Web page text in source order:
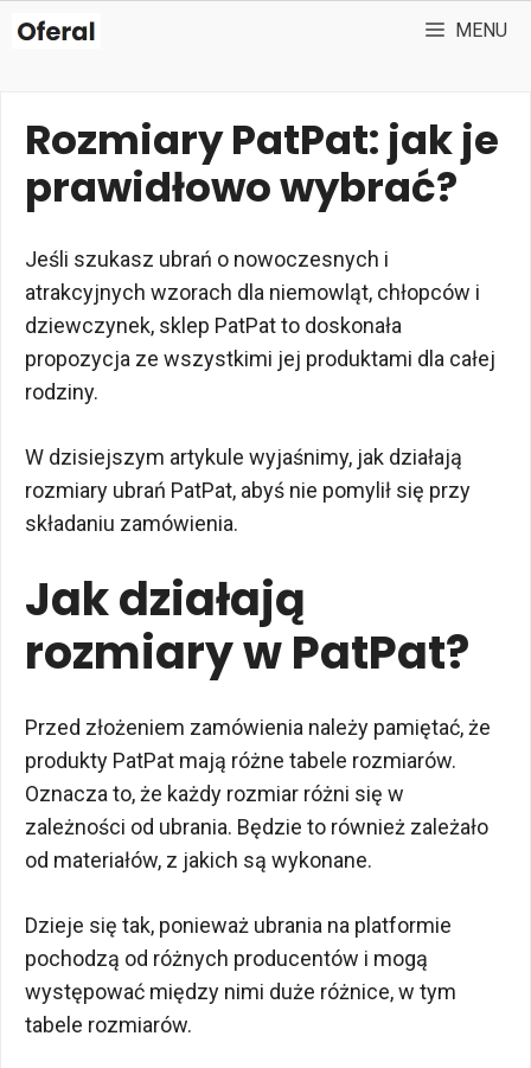
Przejdź
do
MENU
Rozmiary PatPat: jak je
prawidłowo wybrać?
Jeśli szukasz ubrań o nowoczesnych i
atrakcyjnych wzorach dla niemowląt, chłopców i
dziewczynek, sklep PatPat to doskonała
propozycja ze wszystkimi jej produktami dla całej
rodziny.
W dzisiejszym artykule wyjaśnimy, jak działają
rozmiary ubrań PatPat, abyś nie pomylił się przy
składaniu zamówienia.
Jak działają
rozmiary w PatPat?
Przed złożeniem zamówienia należy pamiętać, że
produkty PatPat mają różne tabele rozmiarów.
Oznacza to, że każdy rozmiar różni się w
zależności od ubrania. Będzie to również zależało
od materiałów, z jakich są wykonane.
Dzieje się tak, ponieważ ubrania na platformie
pochodzą od różnych producentów i mogą
występować między nimi duże różnice, w tym
tabele rozmiarów.